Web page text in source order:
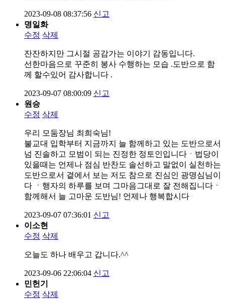
2023-09-08 08:37:56 신고
명일화
수정 삭제
잔잔하지만 그시절 공감가는 이야기 감동입니다.
선한마음으로 꾸준히 봉사 수행하는 모습 .도반으로 함
께 할수있어 감사합니다 .
2023-09-07 08:00:09 신고
원승
수정 삭제
우리 모둠장님 최희숙님!
불교대 입학부터 지금까지 늘 함께하고 있는 도반으로서
넘 진솔하고 모범이 되는 진정한 정토인입니다ㆍ법당이
있을때는 언제나 점심 반찬도 솔선하고 말없이 실천하는
도반으로서 곁에서 보는 저도 참으로 진심인 광명심님이
다 ㆍ행자의 하루를 보며 그마음그대로 잘 전해집니다ㆍ
함께해서 늘 고마운 도반님! 언제나 행복합시다
2023-09-07 07:36:01 신고
이소현
수정 삭제
오늘도 하나 배우고 갑니다.^^
2023-09-06 22:06:04 신고
민헌기
수정 삭제